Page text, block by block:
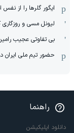
ایگور گلرها را از
لیونل مسی و
بی تفاوتی عجیب
حضور تیم ملی ایران
راهنما
دانلود اپلیکیشن